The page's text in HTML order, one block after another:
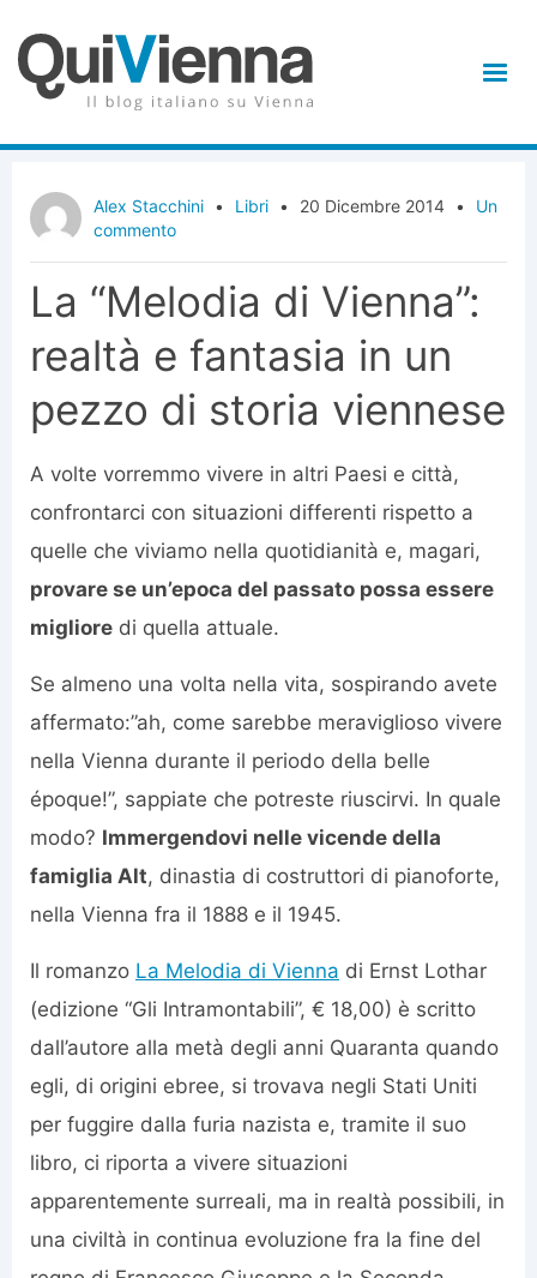
Alex Stacchini • Libri • 20 Dicembre 2014 •
Un
commento
La “Melodia di Vienna”:
realtà e fantasia in un
pezzo di storia viennese
A volte vorremmo vivere in altri Paesi e città,
confrontarci con situazioni differenti rispetto a
quelle che viviamo nella quotidianità e, magari,
provare se un’epoca del passato possa essere
migliore di quella attuale.
Se almeno una volta nella vita, sospirando avete
affermato:”ah, come sarebbe meraviglioso vivere
nella Vienna durante il periodo della belle
époque!”, sappiate che potreste riuscirvi. In quale
modo? Immergendovi nelle vicende della
famiglia Alt, dinastia di costruttori di pianoforte,
nella Vienna fra il 1888 e il 1945.
Il romanzo La Melodia di Vienna di Ernst Lothar
(edizione “Gli Intramontabili”, € 18,00) è scritto
dall’autore alla metà degli anni Quaranta quando
egli, di origini ebree, si trovava negli Stati Uniti
per fuggire dalla furia nazista e, tramite il suo
libro, ci riporta a vivere situazioni
apparentemente surreali, ma in realtà possibili, in
una civiltà in continua evoluzione fra la fine del